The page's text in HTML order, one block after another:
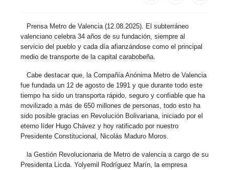
Prensa Metro de Valencia (12.08.2025). El subterráneo
valenciano celebra 34 años de su fundación, siempre al
servicio del pueblo y cada día afianzándose como el principal
medio de transporte de la capital carabobeña.
Cabe destacar que, la Compañía Anónima Metro de Valencia
fue fundada un 12 de agosto de 1991 y que durante todo este
tiempo ha sido un transporta rápido, seguro y confiable que ha
movilizado a más de 650 millones de personas, todo esto ha
sido posible gracias en Revolución Bolivariana, iniciado por el
eterno líder Hugo Chávez y hoy ratificado por nuestro
Presidente Constitucional, Nicolás Maduro Moros.
la Gestión Revolucionaria de Metro de valencia a cargo de su
Presidenta Licda. Yolyemil Rodríguez Marín, la empresa